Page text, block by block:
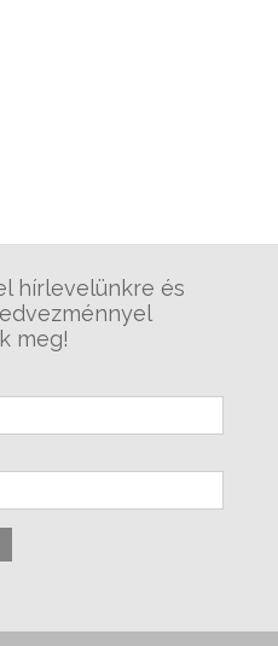
hírlevelünkre és
meg!